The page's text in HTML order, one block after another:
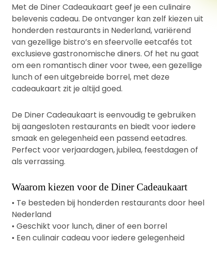
Met de Diner Cadeaukaart geef je een culinaire
belevenis cadeau. De ontvanger kan zelf kiezen uit
honderden restaurants in Nederland, variërend
van gezellige bistro’s en sfeervolle eetcafés tot
exclusieve gastronomische diners. Of het nu gaat
om een romantisch diner voor twee, een gezellige
lunch of een uitgebreide borrel, met deze
cadeaukaart zit je altijd goed.
De Diner Cadeaukaart is eenvoudig te gebruiken
bij aangesloten restaurants en biedt voor iedere
smaak en gelegenheid een passend eetadres.
Perfect voor verjaardagen, jubilea, feestdagen of
als verrassing.
Waarom kiezen voor de Diner Cadeaukaart
• Te besteden bij honderden restaurants door heel
Nederland
• Geschikt voor lunch, diner of een borrel
• Een culinair cadeau voor iedere gelegenheid